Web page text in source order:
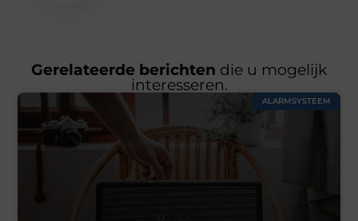
Gerelateerde berichten die u mogelijk
interesseren.
ALARMSYSTEEM